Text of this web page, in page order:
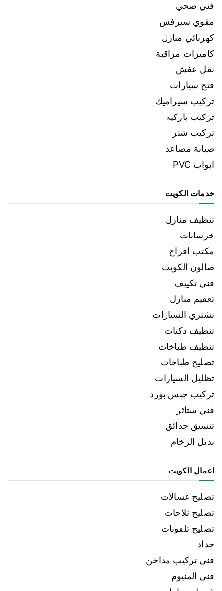
فني صحي
مقوي سيرفس
كهربائي منازل
كاميرات مراقبة
نقل عفش
فتح سيارات
تركيب سيراميك
تركيب باركيه
تركيب شتر
صيانة مصاعد
ابواب PVC
خدمات الكويت
تنظيف منازل
خرسانات
مكتب افراح
صالون الكويت
فني تكييف
تعقيم منازل
نشتري السيارات
تنظيف دكتات
تنظيف طباخات
تصليح طباخات
تظليل السيارات
تركيب جبس بورد
فني ستائر
تنسيق حدائق
بديل الرخام
اعمال الكويت
تصليح غسالات
تصليح ثلاجات
تصليح تلفونات
حداد
فني تركيب مداخن
فني المنيوم